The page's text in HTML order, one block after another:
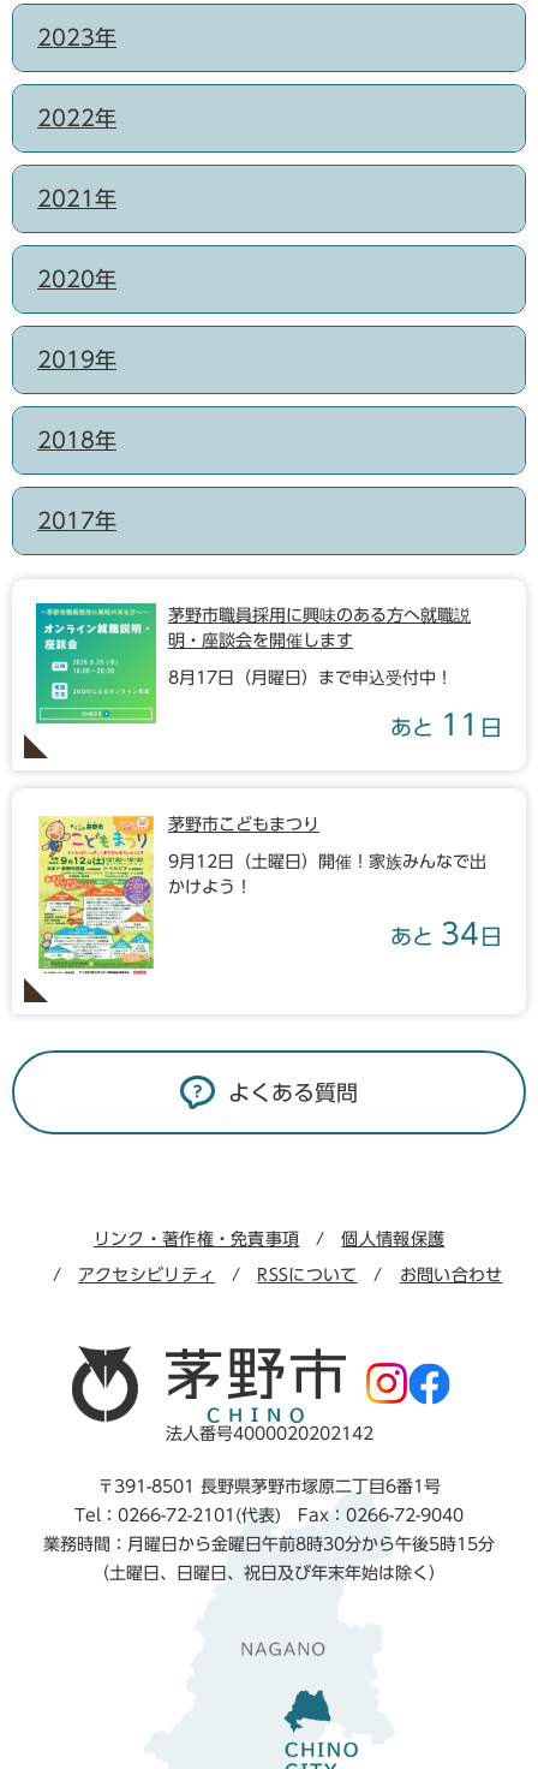
2023年
2022年
2021年
2020年
2019年
2018年
2017年
茅野市職員採用に興味のある方へ就職説
明・座談会を開催します
8月17日（月曜日）まで申込受付中！
あと 11 日
茅野市こどもまつり
9月12日（土曜日）開催！家族みんなで出
かけよう！
あと 34 日
よくある質問
リンク・著作権・免責事項 個人情報保護
アクセシビリティ RSSについて お問い合わせ
法人番号4000020202142
〒391-8501 長野県茅野市塚原二丁目6番1号
Tel：0266-72-2101(代表) Fax：0266-72-9040
業務時間：月曜日から金曜日午前8時30分から午後5時15分
（土曜日、日曜日、祝日及び年末年始は除く）